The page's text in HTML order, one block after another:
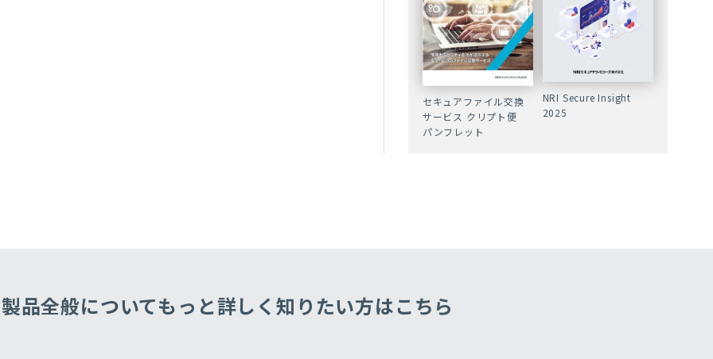
セキュアファイル交換
サービス クリプト便
パンフレット
NRI Secure Insight
2025
品全般についてもっと詳しく知りたい方はこちら